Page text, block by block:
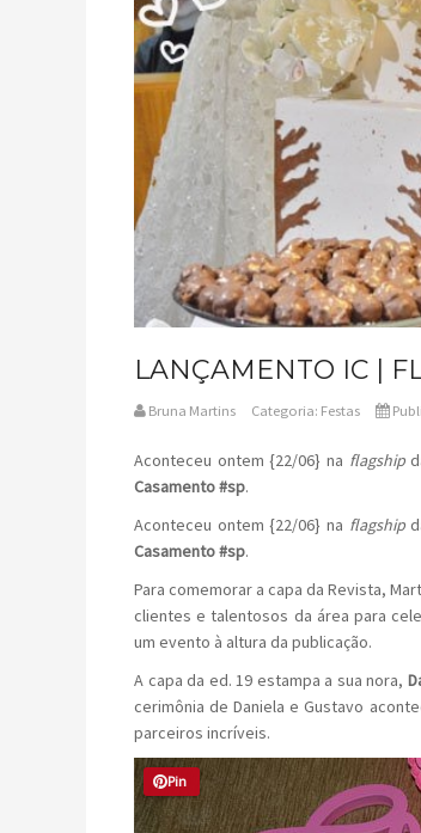
LANÇAMENTO IC |
Bruna Martins Categoria: Festas
Aconteceu ontem {22/06} na flagship
Casamento #sp.
Aconteceu ontem {22/06} na flagship
Casamento #sp.
Para comemorar a capa da Revista,
clientes e talentosos da área para
um evento à altura da publicação.
A capa da ed. 19 estampa a sua nora,
cerimônia de Daniela e Gustavo
parceiros incríveis.
Pin